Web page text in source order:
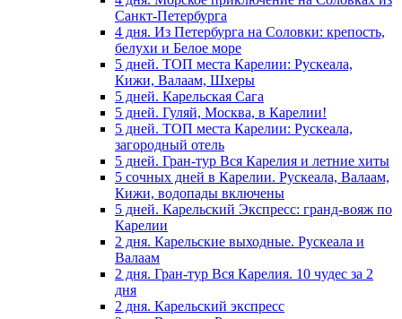
Санкт-Петербурга
4 дня. Из Петербурга на Соловки: крепость,
белухи и Белое море
5 дней. ТОП места Карелии: Рускеала,
Кижи, Валаам, Шхеры
5 дней. Карельская Сага
5 дней. Гуляй, Москва, в Карелии!
5 дней. ТОП места Карелии: Рускеала,
загородный отель
5 дней. Гран-тур Вся Карелия и летние хиты
5 сочных дней в Карелии. Рускеала, Валаам,
Кижи, водопады включены
5 дней. Карельский Экспресс: гранд-вояж по
Карелии
2 дня. Карельские выходные. Рускеала и
Валаам
2 дня. Гран-тур Вся Карелия. 10 чудес за 2
дня
2 дня. Карельский экспресс